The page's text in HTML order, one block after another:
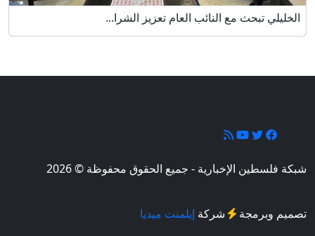
الخليلي تبحث مع النائب العام تعزيز الشرا...
شبكة فلسطين الإخبارية - جميع الحقوق محفوظة © 2026
تصميم وبرمجة شركة إيلمنت ميديا